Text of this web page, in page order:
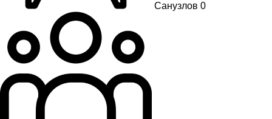
Санузлов 0